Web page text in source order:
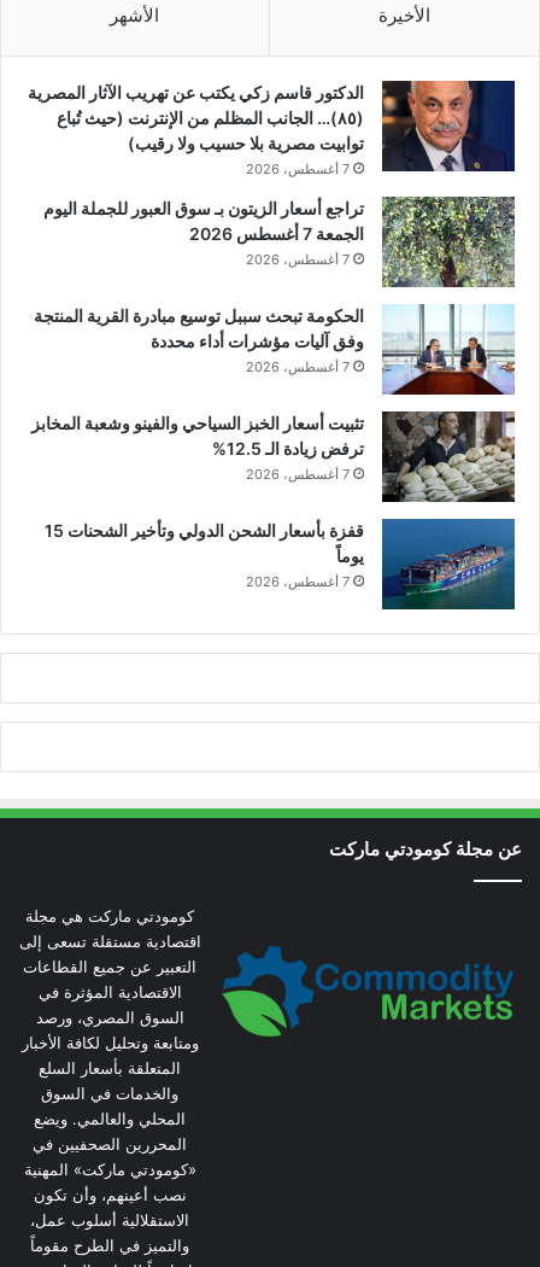
الأخيرة الأشهر
الدكتور قاسم زكي يكتب عن تهريب الآثار المصرية
(٨٥)… الجانب المظلم من الإنترنت (حيث تُباع
توابيت مصرية بلا حسيب ولا رقيب)
7 أغسطس، 2026
تراجع أسعار الزيتون بـ سوق العبور للجملة اليوم
الجمعة 7 أغسطس 2026
7 أغسطس، 2026
الحكومة تبحث سببل توسيع مبادرة القرية المنتجة
وفق آليات مؤشرات أداء محددة
7 أغسطس، 2026
تثبيت أسعار الخبز السياحي والفينو وشعبة المخابز
ترفض زيادة الـ 12.5%
7 أغسطس، 2026
قفزة بأسعار الشحن الدولي وتأخير الشحنات 15
يوماً
7 أغسطس، 2026
عن مجلة كومودتي ماركت
كومودتي ماركت هي مجلة
اقتصادية مستقلة تسعى إلى
التعبير عن جميع القطاعات
الاقتصادية المؤثرة في
السوق المصري، ورصد
ومتابعة وتحليل لكافة الأخبار
المتعلقة بأسعار السلع
والخدمات في السوق
المحلي والعالمي. ويضع
المحررين الصحفيين في
«كومودتي ماركت» المهنية
نصب أعينهم، وأن تكون
الاستقلالية أسلوب عمل،
والتميز في الطرح مقوماً